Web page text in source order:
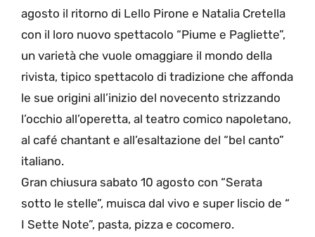
agosto il ritorno di Lello Pirone e Natalia Cretella
con il loro nuovo spettacolo “Piume e Pagliette”,
un varietà che vuole omaggiare il mondo della
rivista, tipico spettacolo di tradizione che affonda
le sue origini all’inizio del novecento strizzando
l’occhio all’operetta, al teatro comico napoletano,
al café chantant e all’esaltazione del “bel canto”
italiano.
Gran chiusura sabato 10 agosto con “Serata
sotto le stelle”, muisca dal vivo e super liscio de “
I Sette Note”, pasta, pizza e cocomero.